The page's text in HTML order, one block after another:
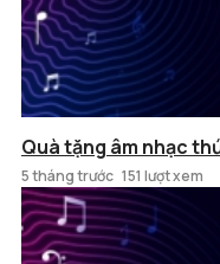
Quà tặng âm nhạc
5 tháng trước 151 lượt xem